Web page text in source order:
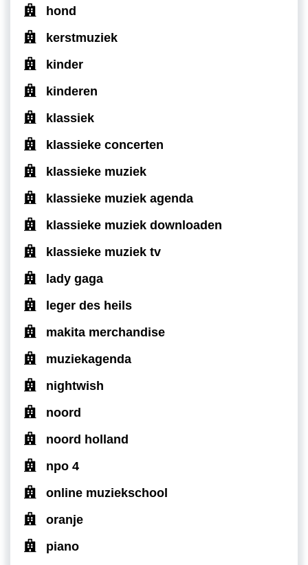
hond
kerstmuziek
kinder
kinderen
klassiek
klassieke concerten
klassieke muziek
klassieke muziek agenda
klassieke muziek downloaden
klassieke muziek tv
lady gaga
leger des heils
makita merchandise
muziekagenda
nightwish
noord
noord holland
npo 4
online muziekschool
oranje
piano